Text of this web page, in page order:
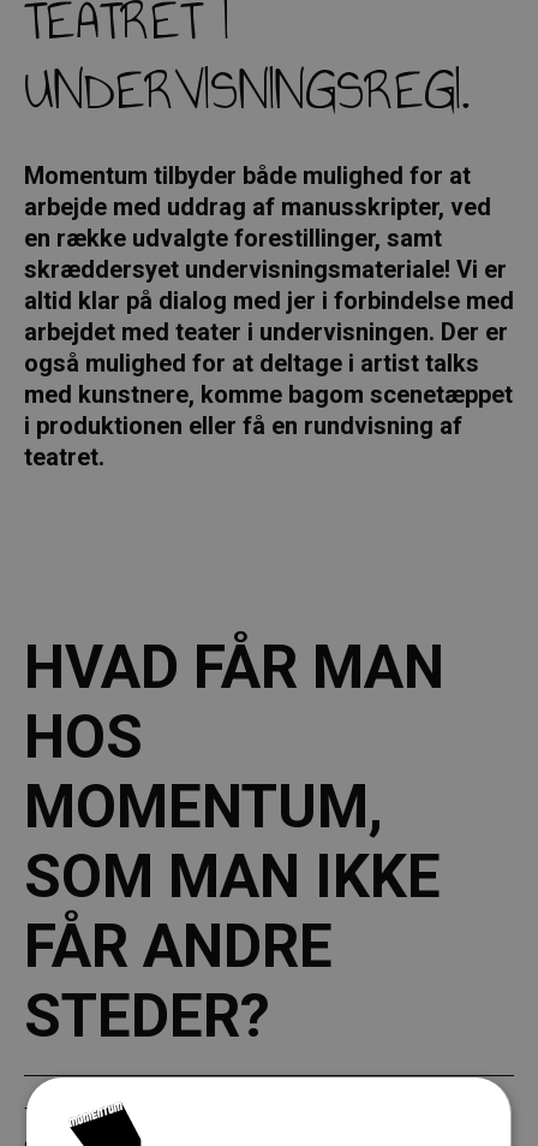
TEATRET I
UNDERVISNINGSREGI.
Momentum tilbyder både mulighed for at
arbejde med uddrag af manusskripter, ved
en række udvalgte forestillinger, samt
skræddersyet undervisningsmateriale! Vi er
altid klar på dialog med jer i forbindelse med
arbejdet med teater i undervisningen. Der er
også mulighed for at deltage i artist talks
med kunstnere, komme bagom scenetæppet
i produktionen eller få en rundvisning af
teatret.
HVAD FÅR MAN
HOS
MOMENTUM,
SOM MAN IKKE
FÅR ANDRE
STEDER?
Teater Momentum tilbyder en helt særlig teateroplevelse, hvor